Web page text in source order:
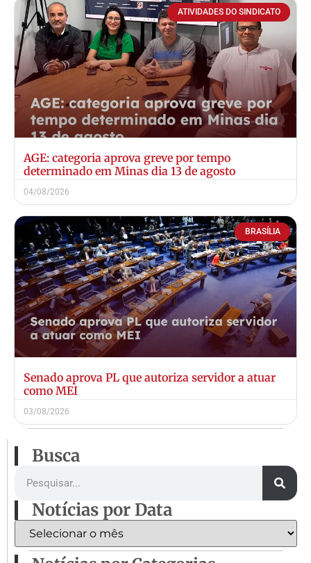
ATIVIDADES DO SINDICATO
AGE: categoria aprova greve por tempo
determinado em Minas dia 13 de agosto
04/08/2026
BRASÍLIA
Senado aprova PL que autoriza servidor a atuar
como MEI
03/08/2026
Busca
Notícias por Data